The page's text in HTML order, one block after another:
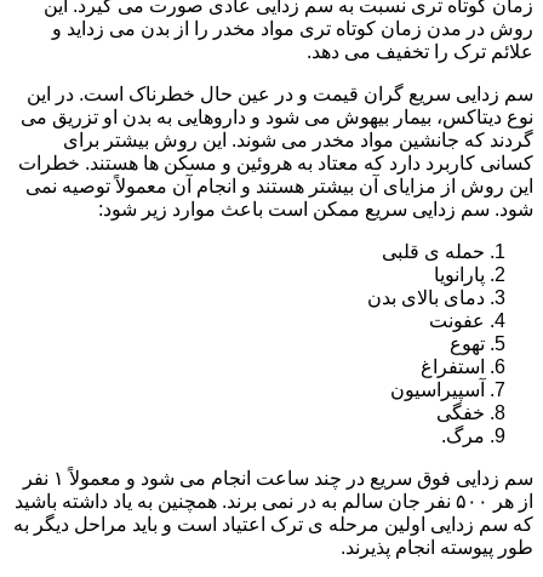
زمان کوتاه تری نسبت به سم زدایی عادی صورت می گیرد. این
روش در مدن زمان کوتاه تری مواد مخدر را از بدن می زداید و
علائم ترک را تخفیف می دهد.
سم زدایی سریع گران قیمت و در عین حال خطرناک است. در این
نوع دیتاکس، بیمار بیهوش می شود و داروهایی به بدن او تزریق می
گردند که جانشین مواد مخدر می شوند. این روش بیشتر برای
کسانی کاربرد دارد که معتاد به هروئین و مسکن ها هستند. خطرات
این روش از مزایای آن بیشتر هستند و انجام آن معمولاً توصیه نمی
شود. سم زدایی سریع ممکن است باعث موارد زیر شود:
حمله ی قلبی
پارانویا
دمای بالای بدن
عفونت
تهوع
استفراغ
آسپیراسیون
خفگی
مرگ.
سم زدایی فوق سریع در چند ساعت انجام می شود و معمولاً ۱ نفر
از هر ۵۰۰ نفر جان سالم به در نمی برند. همچنین به یاد داشته باشید
که سم زدایی اولین مرحله ی ترک اعتیاد است و باید مراحل دیگر به
طور پیوسته انجام پذیرند.